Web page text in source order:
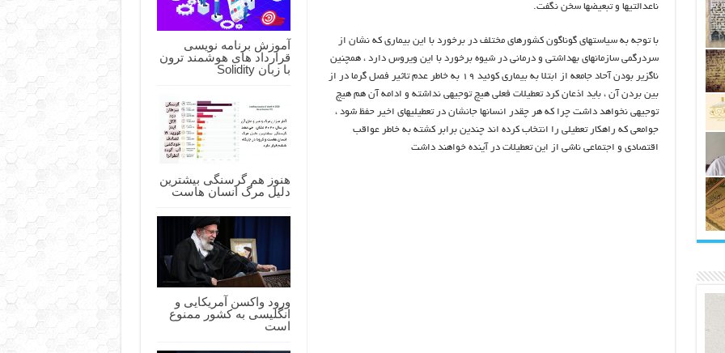
آموزش برنامه نویسی
قرارداد های هوشمند ترون
با زبان Solidity
هنوز هم گرسنگی بیشترین
دلیل مرگ انسان هاست
ورود واکسن آمریکایی و
انگلیسی به کشور ممنوع
است
ناعدالتیها و تبعیضها سخن نگفت.
با توجه به سیاستهای گوناگون کشورهای مختلف در برخورد با این بیماری که نشان از
سردرگمی سازمانهای بهداشتی و درمانی در شیوه برخورد با این ویروس دارد ، همچنین
ناگزیر بودن آحاد جامعه از ابتلا به بیماری کوئید ۱۹ به خاطر عدم تاثیر فصل گرما در از
بین بردن آن ، باید اذعان کرد تعطیلات فعلی هیچ توجیهی نداشته و ادامه آن هم هیچ
توجیهی نخواهد داشت چرا که هر چقدر انسانها جانشان در تعطیلیهای اخیر حفظ شود ،
جوامعی که راهکار تعطیلی را انتخاب کرده اند چندین برابر کشته به خاطر عواقب
اقتصادی و اجتماعی ناشی از این تعطیلات در آینده خواهند داشت